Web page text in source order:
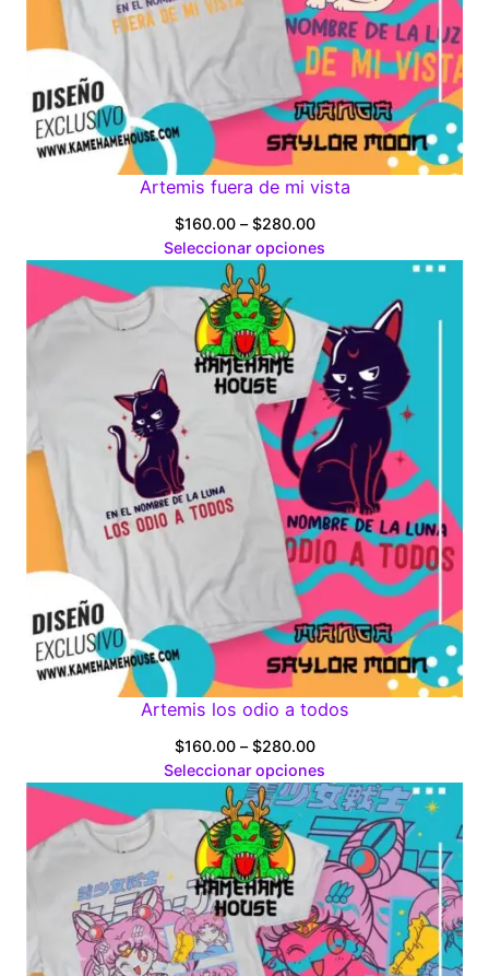
Artemis fuera de mi vista
$160.00 – $280.00Price
range:
$280.00
Seleccionar opciones
Artemis los odio a todos
$160.00 – $280.00Price
range:
$160.00
through
$280.00
Seleccionar opciones